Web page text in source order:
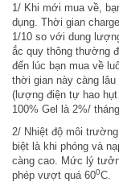
1/ Khi mới mua về,
dụng. Thời gian
1/10 so với dung
ắc quy thông thường
đến lúc bạn mua về
thời gian này càng
(lượng điện tự hao
100% Gel là 2%/
2/ Nhiệt độ môi
biệt là khi phóng và
càng cao. Mức lý
phép vượt quá 600C.